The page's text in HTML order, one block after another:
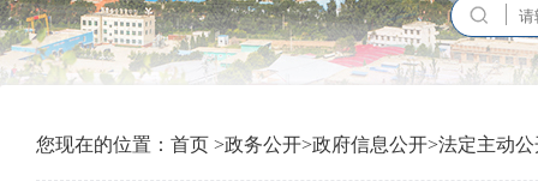
您现在的位置： 首页 >政务公开>政府信息公开>法定主动